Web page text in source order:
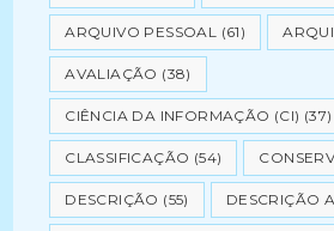
ARQUIVO PESSOAL (61)
AVALIAÇÃO (38)
CIÊNCIA DA INFORMAÇÃO (CI) (37)
CLASSIFICAÇÃO (54)
DESCRIÇÃO (55) DESCRIÇÃO